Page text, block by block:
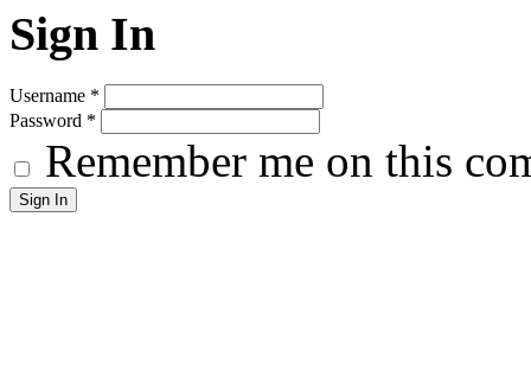
Sign In
Username *
Password *
Remember me on this